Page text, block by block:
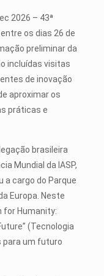
2026 – 43ª
os dias 26 de
preliminar da
incluídas visitas
de inovação
aproximar os
práticas e
brasileira
Mundial da IASP,
a cargo do Parque
Europa. Neste
for Humanity:
(Tecnologia
para um futuro